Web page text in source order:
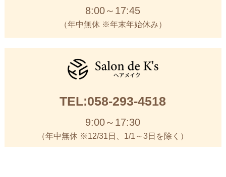
8:00～17:45
（年中無休 ※年末年始休み）
TEL:058-293-4518
9:00～17:30
（年中無休 ※12/31日、1/1～3日を除く）